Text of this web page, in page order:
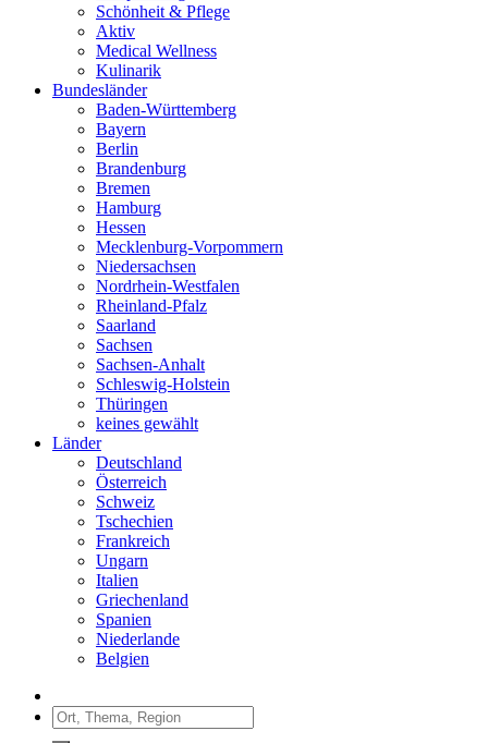
Schönheit & Pflege
Aktiv
Medical Wellness
Kulinarik
Bundesländer
Baden-Württemberg
Bayern
Berlin
Brandenburg
Bremen
Hamburg
Hessen
Mecklenburg-Vorpommern
Niedersachsen
Nordrhein-Westfalen
Rheinland-Pfalz
Saarland
Sachsen
Sachsen-Anhalt
Schleswig-Holstein
Thüringen
keines gewählt
Länder
Deutschland
Österreich
Schweiz
Tschechien
Frankreich
Ungarn
Italien
Griechenland
Spanien
Niederlande
Belgien